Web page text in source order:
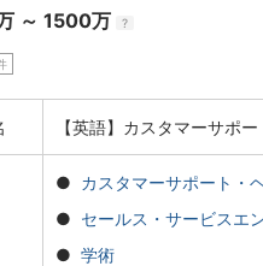
～ 1500万 ?
【英語】カスタマーサポ
カスタマーサポート・
セールス・サービスエ
学術